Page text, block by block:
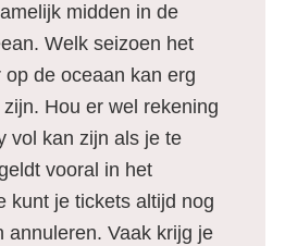
midden in de
Welk seizoen het
de oceaan kan erg
Hou er wel rekening
vol kan zijn als je te
vooral in het
kunt je tickets altijd nog
annuleren. Vaak krijg je